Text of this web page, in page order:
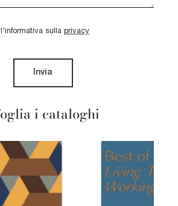
i cataloghi
sulla privacy
Invia